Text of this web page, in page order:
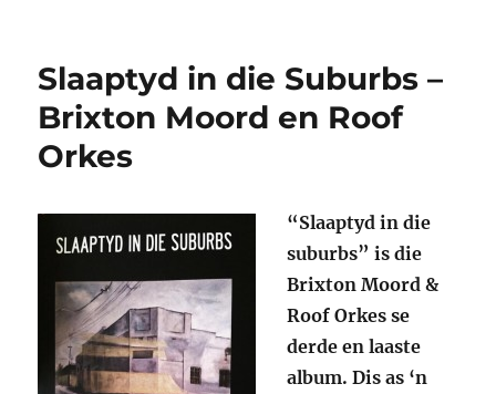
Slaaptyd in die Suburbs –
Brixton Moord en Roof
Orkes
“Slaaptyd in die
suburbs” is die
Brixton Moord &
Roof Orkes se
derde en laaste
album. Dis as ‘n